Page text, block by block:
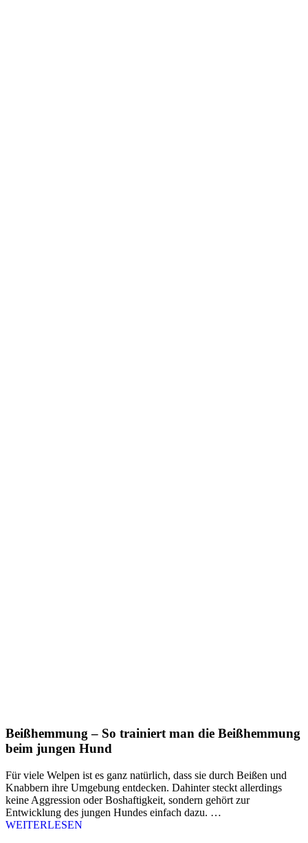
Beißhemmung – So trainiert man die Beißhemmung
beim jungen Hund
Für viele Welpen ist es ganz natürlich, dass sie durch Beißen und
Knabbern ihre Umgebung entdecken. Dahinter steckt allerdings
keine Aggression oder Boshaftigkeit, sondern gehört zur
Entwicklung des jungen Hundes einfach dazu. …
WEITERLESEN